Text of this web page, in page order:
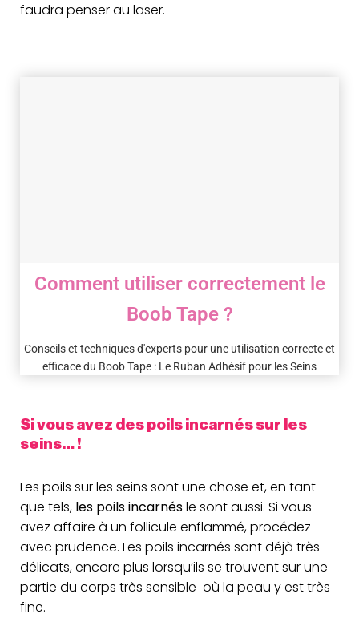
faudra penser au laser.
Comment utiliser correctement le
Boob Tape ?
Conseils et techniques d'experts pour une utilisation correcte et
efficace du Boob Tape : Le Ruban Adhésif pour les Seins
Si vous avez des poils incarnés sur les
seins… !
Les poils sur les seins sont une chose et, en tant
que tels, les poils incarnésle sont aussi. Si vous
avez affaire à un follicule enflammé, procédez
avec prudence. Les poils incarnés sont déjà très
délicats, encore plus lorsqu’ils se trouvent sur une
partie du corps très sensible où la peau y est très
fine.